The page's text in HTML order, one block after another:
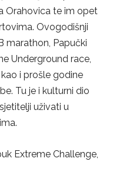
Orahovica te im opet
Ovogodišnji
marathon, Papučki
Underground race,
i prošle godine
Tu je i kulturni dio
uživati u
Extreme Challenge,